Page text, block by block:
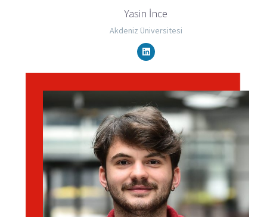
Yasin İnce
Akdeniz Üniversitesi